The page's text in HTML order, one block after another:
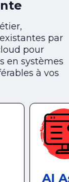
par
pour
en systèmes
à vos
AI